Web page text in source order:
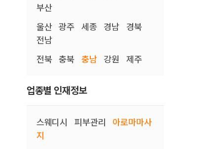
부산
울산
광주 세종 경남
경북
전남
전북
충북 충남 강원 제주
업종별 인재정보
스웨디시 피부관리
아로마마사
지